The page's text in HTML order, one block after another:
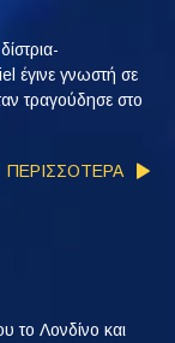
έγινε γνωστή σε
τραγούδησε στο
ΠΕΡΙΣΣΟΤΕΡΑ
το Λονδίνο και